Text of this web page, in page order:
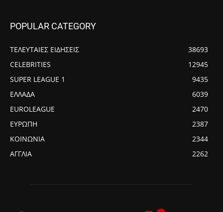
POPULAR CATEGORY
ΤΕΛΕΥΤΑΙΕΣ ΕΙΔΗΣΕΙΣ
38693
CELEBRITIES
12945
SUPER LEAGUE 1
9435
ΕΛΛΑΔΑ
6039
EUROLEAGUE
2470
ΕΥΡΩΠΗ
2387
ΚΟΙΝΩΝΙΑ
2344
ΑΓΓΛΙΑ
2262